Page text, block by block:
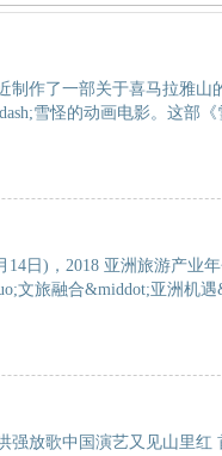
作了一部关于喜马拉雅山
雪怪的动画电影。这部
日)，2018 亚洲旅游产业年
文旅融合&middot;亚洲机
强放歌中国演艺又见山里红